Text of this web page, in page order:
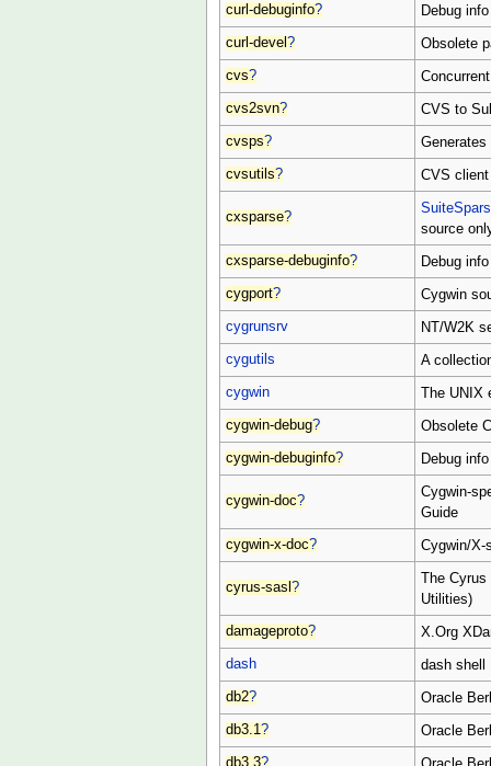
curl-debuginfo? Debug
curl-devel? Obsolete
cvs?
cvs2svn? CVS to
cvsps?
cvsutils? CVS
cxsparse?
source
cxsparse-debuginfo? Debug
cygport? Cygwin
cygrunsrv NT/W2K
cygutils A
cygwin The UNIX
cygwin-debug? Obsolete
cygwin-debuginfo? Debug
cygwin-doc?
Cygwin-
Guide
cygwin-x-doc? Cygwin/X-
cyrus-sasl?
The Cyrus
Utilities)
damageproto? X.Org
dash dash shell
db2? Oracle
db3.1? Oracle
db3.3?